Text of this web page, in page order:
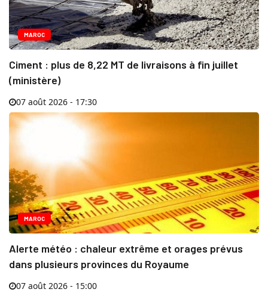
MAROC
Ciment : plus de 8,22 MT de livraisons à fin juillet
(ministère)
07 août 2026 - 17:30
MAROC
Alerte météo : chaleur extrême et orages prévus
dans plusieurs provinces du Royaume
07 août 2026 - 15:00